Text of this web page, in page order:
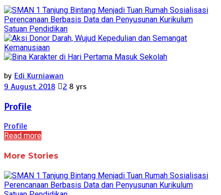
by Edi Kurniawan
9 August 2018
2 8 yrs
Profile
Profile
Read more
More Stories